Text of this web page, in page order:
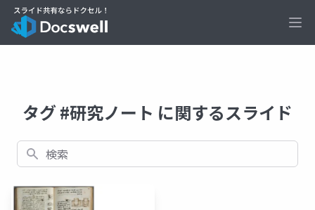
タグ #研究ノート に関するスライド
検索